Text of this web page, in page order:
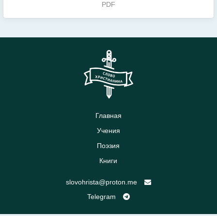
PDF
Главная
Учения
Поэзия
Книги
slovohrista@proton.me
Telegram